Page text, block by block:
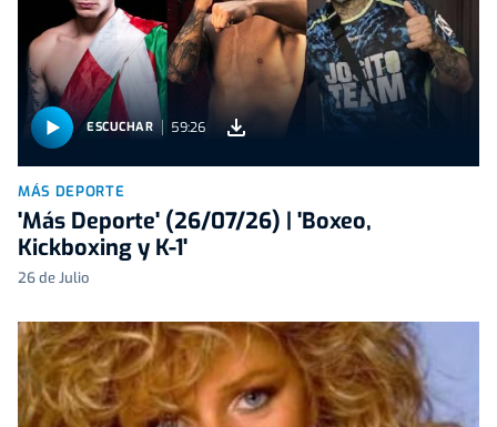
ESCUCHAR 59:26
MÁS DEPORTE
'Más Deporte' (26/07/26) | 'Boxeo,
Kickboxing y K-1'
26 de Julio